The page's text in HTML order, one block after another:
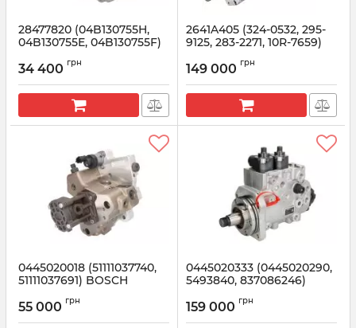
28477820 (04B130755H,
04B130755E, 04B130755F)
Артикул: 28477820
34 400 грн
2641A405 (324-0532, 295-
9125, 283-2271, 10R-7659)
Катерпиллар
Артикул: 2641A405
149 000 грн
0445020018 (51111037740,
51111037691) BOSCH
Артикул: 0445020018
55 000 грн
0445020333 (0445020290,
5493840, 837086246)
AGCO
Артикул: 0445020333
159 000 грн